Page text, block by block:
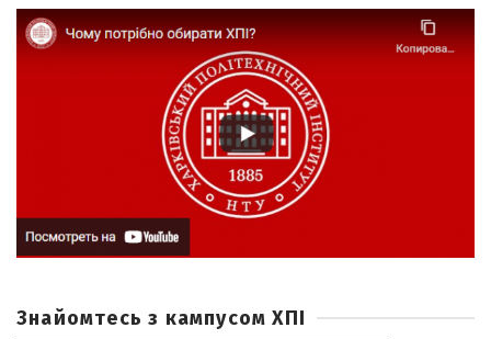
Знайомтесь з кампусом ХПІ